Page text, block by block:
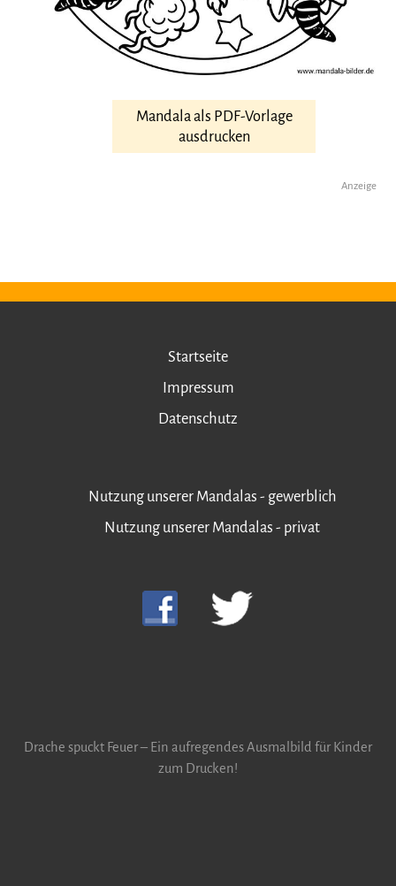
Mandala als PDF-Vorlage
ausdrucken
Anzeige
Startseite
Impressum
Datenschutz
Nutzung unserer Mandalas - gewerblich
Nutzung unserer Mandalas - privat
Drache spuckt Feuer – Ein aufregendes Ausmalbild für Kinder
zum Drucken!